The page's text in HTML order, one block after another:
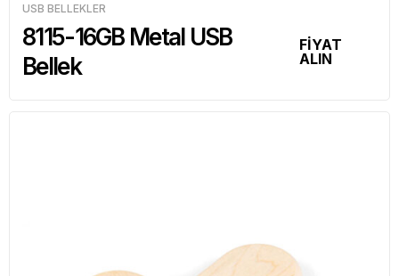
USB BELLEKLER
8115-16GB Metal USB
Bellek
FİYAT
ALIN